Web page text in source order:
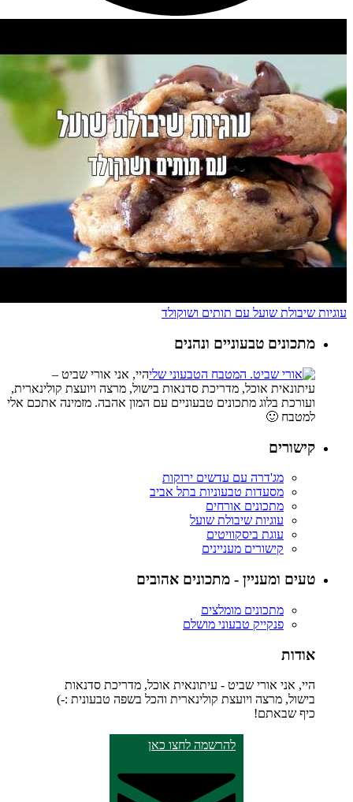
עוגיות שיבולת שועל עם תותים ושוקולד
מתכונים טבעוניים ונהנים
היי, אני אורי שביט –
עיתונאית אוכל, מדריכת סדנאות בישול, מרצה ויועצת קולינארית,
ועורכת בלוג מתכונים טבעוניים עם המון אהבה. מזמינה אתכם אלי
למטבח 🙂
קישורים
מג'דרה עם עדשים ירוקות
מסעדות טבעוניות בתל אביב
מתכונים אורחים
עוגיות שיבולת שועל
עוגת ביסקוויטים
קישורים מעניינים
טעים ומעניין - מתכונים אהובים
מתכונים מומלצים
פנקייק טבעוני מושלם
אודות
היי, אני אורי שביט - עיתונאית אוכל, מדריכת סדנאות
בישול, מרצה ויועצת קולינארית והכל בשפה טבעונית :-)
כיף שבאתם!
להרשמה לחצו כאן